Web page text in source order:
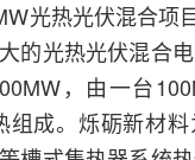
光热光伏混合项
的光热光伏混合
，由一台
组成。烁砺新材